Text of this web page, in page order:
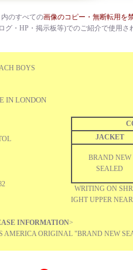
のすべての画像のコピー・無断転用を
グ・HP・掲示板等)でのご紹介で使用さ
BOYS
IN LONDON
JACKET
BRAND NEW
SEALED
WRITING ON
IGHT UPPER
INFORMATION>
AMERICA ORIGINAL "BRAND NEW